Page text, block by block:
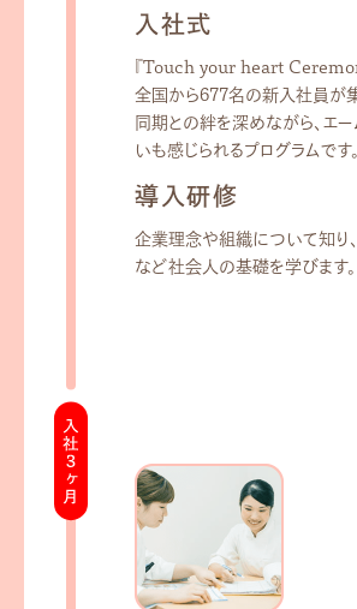
入社式
『Touch your heart
全国から677名の新⼊社員が集
同期との絆を深めながら、エ
いも感じられるプログラムです。
導入研修
企業理念や組織について知り
など社会人の基礎を学びます。